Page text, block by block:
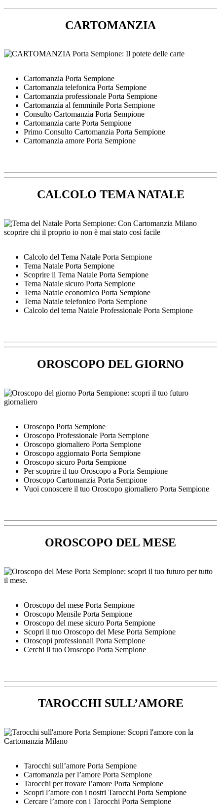
CARTOMANZIA
Cartomanzia Porta Sempione
Cartomanzia telefonica Porta Sempione
Cartomanzia professionale Porta Sempione
Cartomanzia al femminile Porta Sempione
Consulto Cartomanzia Porta Sempione
Cartomanzia carte Porta Sempione
Primo Consulto Cartomanzia Porta Sempione
Cartomanzia amore Porta Sempione
CALCOLO TEMA NATALE
Calcolo del Tema Natale Porta Sempione
Tema Natale Porta Sempione
Scoprire il Tema Natale Porta Sempione
Tema Natale sicuro Porta Sempione
Tema Natale economico Porta Sempione
Tema Natale telefonico Porta Sempione
Calcolo del tema Natale Professionale Porta Sempione
OROSCOPO DEL GIORNO
Oroscopo Porta Sempione
Oroscopo Professionale Porta Sempione
Oroscopo giornaliero Porta Sempione
Oroscopo aggiornato Porta Sempione
Oroscopo sicuro Porta Sempione
Per scoprire il tuo Oroscopo a Porta Sempione
Oroscopo Cartomanzia Porta Sempione
Vuoi conoscere il tuo Oroscopo giornaliero Porta Sempione
OROSCOPO DEL MESE
Oroscopo del mese Porta Sempione
Oroscopo Mensile Porta Sempione
Oroscopo del mese sicuro Porta Sempione
Scopri il tuo Oroscopo del Mese Porta Sempione
Oroscopi professionali Porta Sempione
Cerchi il tuo Oroscopo Porta Sempione
TAROCCHI SULL’AMORE
Tarocchi sull’amore Porta Sempione
Cartomanzia per l’amore Porta Sempione
Tarocchi per trovare l’amore Porta Sempione
Scopri l’amore con i nostri Tarocchi Porta Sempione
Cercare l’amore con i Tarocchi Porta Sempione